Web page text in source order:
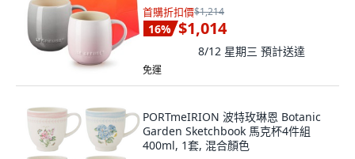
首購折扣價$1,214
16% $1,014
8/12 星期三 預計送達
免運
PORTmeIRION 波特玫琳恩 Botanic
Garden Sketchbook 馬克杯4件組
400ml, 1套, 混合顏色